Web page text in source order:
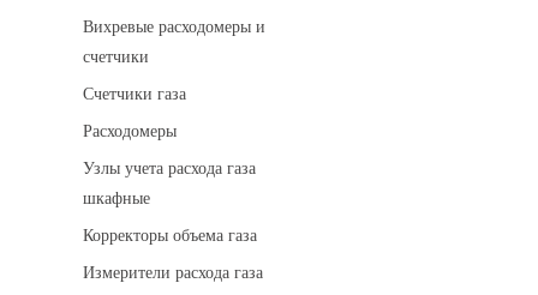
Вихревые расходомеры и
счетчики
Счетчики газа
Расходомеры
Узлы учета расхода газа
шкафные
Корректоры объема газа
Измерители расхода газа